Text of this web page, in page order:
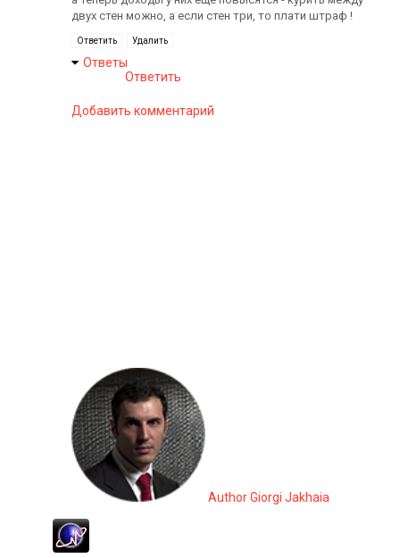
двух стен можно, а если стен три, то плати штраф !
Ответить Удалить
Ответы
Ответить
Добавить комментарий
Author Giorgi Jakhaia